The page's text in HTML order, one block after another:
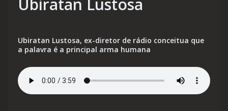
Ubiratan Lustosa
Ubiratan Lustosa, ex-diretor de rádio conceitua que
a palavra é a principal arma humana